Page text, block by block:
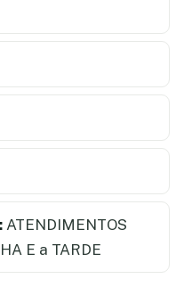
ATENDIMENTOS
E a TARDE